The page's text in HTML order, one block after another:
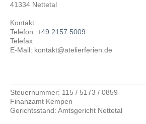
41334 Nettetal
Kontakt:
Telefon: +49 2157 5009
Telefax:
E-Mail: kontakt@atelierferien.de
Steuernummer: 115 / 5173 / 0859
Finanzamt Kempen
Gerichtsstand: Amtsgericht Nettetal